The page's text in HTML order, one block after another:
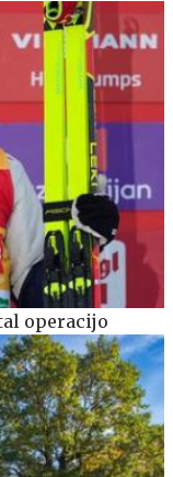
operacijo